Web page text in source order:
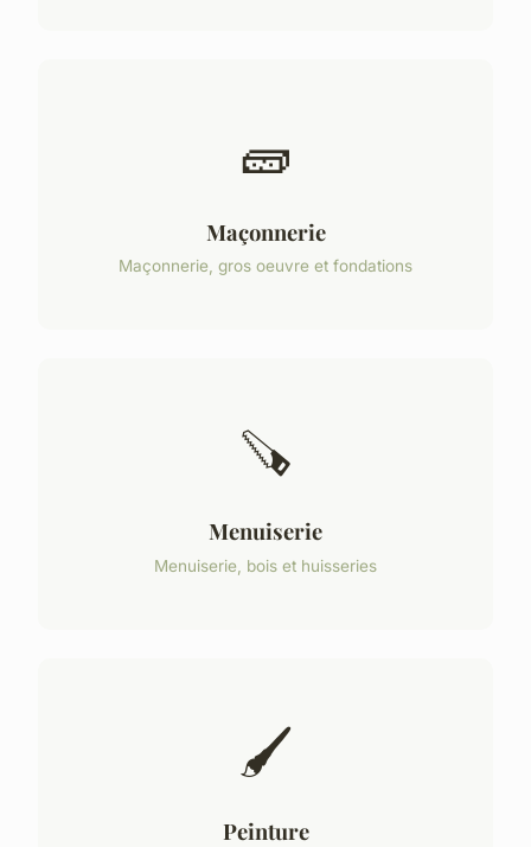
🧱
Maçonnerie
Maçonnerie, gros oeuvre et fondations
🪚
Menuiserie
Menuiserie, bois et huisseries
🖌️
Peinture